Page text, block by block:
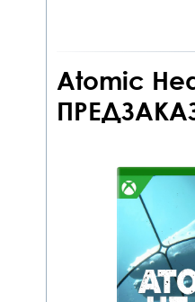
Atomic